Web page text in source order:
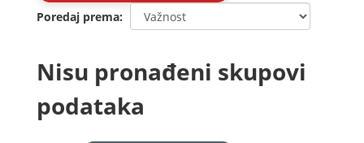
Poredaj prema
Nisu pronađeni skupovi
podataka